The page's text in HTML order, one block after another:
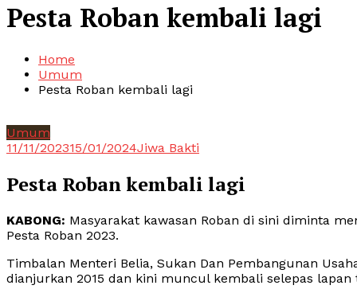
Pesta Roban kembali lagi
Home
Umum
Pesta Roban kembali lagi
Umum
11/11/202315/01/2024Jiwa Bakti
Pesta Roban kembali lagi
KABONG: Masyarakat kawasan Roban di sini diminta
Pesta Roban 2023.
Timbalan Menteri Belia, Sukan Dan Pembangunan
dianjurkan 2015 dan kini muncul kembali selepas lapan